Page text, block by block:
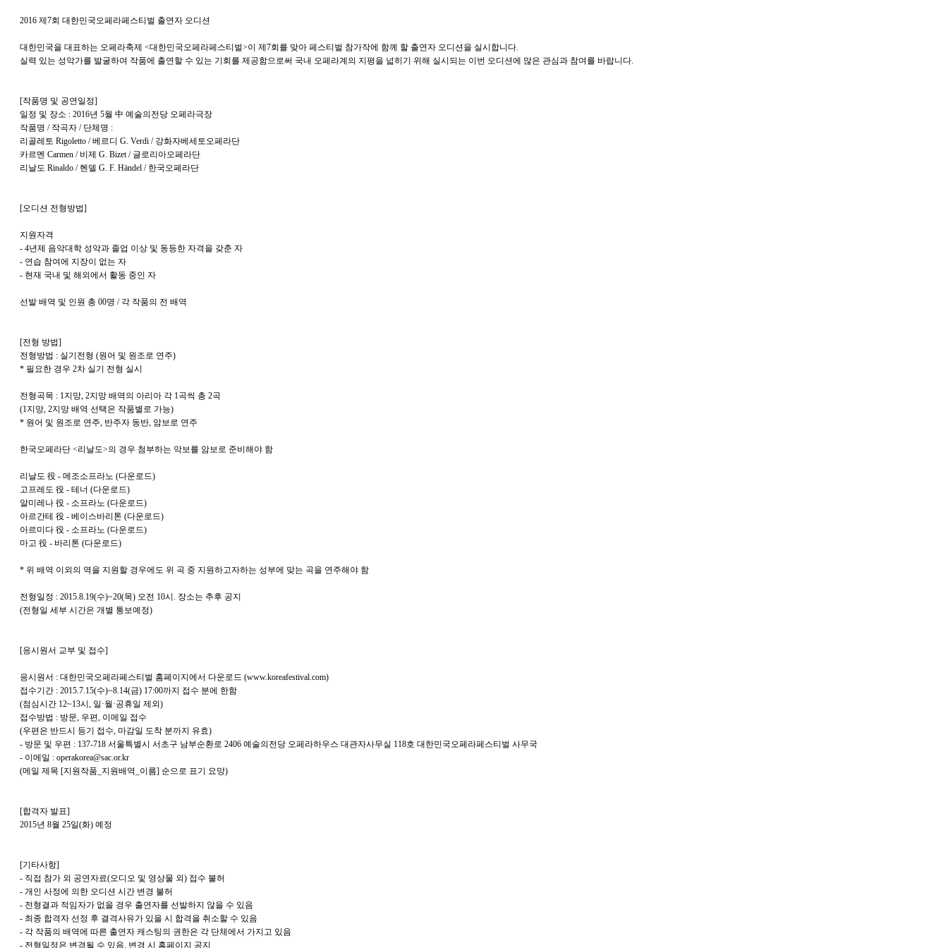
2016 제7회 대한민국오페라페스티벌 출연자 오디션
대한민국을 대표하는 오페라축제 <대한민국오페라페스티벌>이 제7회를 맞아 페스티벌 참가작에 함께 할 출연자 오디션을 실시합니다.
실력 있는 성악가를 발굴하여 작품에 출연할 수 있는 기회를 제공함으로써 국내 오페라계의 지평을 넓히기 위해 실시되는 이번 오디션에 많은 관심과 참여를 바랍니다.
[작품명 및 공연일정]
일정 및 장소 : 2016년 5월 中 예술의전당 오페라극장
작품명 / 작곡자 / 단체명 :
리골레토 Rigoletto / 베르디 G. Verdi / 강화자베세토오페라단
카르멘 Carmen / 비제 G. Bizet / 글로리아오페라단
리날도 Rinaldo / 헨델 G. F. Händel / 한국오페라단
[오디션 전형방법]
지원자격
- 4년제 음악대학 성악과 졸업 이상 및 동등한 자격을 갖춘 자
- 연습 참여에 지장이 없는 자
- 현재 국내 및 해외에서 활동 중인 자
선발 배역 및 인원 총 00명 / 각 작품의 전 배역
[전형 방법]
전형방법 : 실기전형 (원어 및 원조로 연주)
* 필요한 경우 2차 실기 전형 실시
전형곡목 : 1지망, 2지망 배역의 아리아 각 1곡씩 총 2곡
(1지망, 2지망 배역 선택은 작품별로 가능)
* 원어 및 원조로 연주, 반주자 동반, 암보로 연주
한국오페라단 <리날도>의 경우 첨부하는 악보를 암보로 준비해야 함
리날도 役 - 메조소프라노 (다운로드)
고프레도 役 - 테너 (다운로드)
알미레나 役 - 소프라노 (다운로드)
아르간테 役 - 베이스바리톤 (다운로드)
아르미다 役 - 소프라노 (다운로드)
마고 役 - 바리톤 (다운로드)
* 위 배역 이외의 역을 지원할 경우에도 위 곡 중 지원하고자하는 성부에 맞는 곡을 연주해야 함
전형일정 : 2015.8.19(수)~20(목) 오전 10시. 장소는 추후 공지
(전형일 세부 시간은 개별 통보예정)
[응시원서 교부 및 접수]
응시원서 : 대한민국오페라페스티벌 홈페이지에서 다운로드 (www.koreafestival.com)
접수기간 : 2015.7.15(수)~8.14(금) 17:00까지 접수 분에 한함
(점심시간 12~13시, 일·월·공휴일 제외)
접수방법 : 방문, 우편, 이메일 접수
(우편은 반드시 등기 접수, 마감일 도착 분까지 유효)
- 방문 및 우편 : 137-718 서울특별시 서초구 남부순환로 2406 예술의전당 오페라하우스 대관자사무실 118호 대한민국오페라페스티벌 사무국
- 이메일 : operakorea@sac.or.kr
(메일 제목 [지원작품_지원배역_이름] 순으로 표기 요망)
[합격자 발표]
2015년 8월 25일(화) 예정
[기타사항]
- 직접 참가 외 공연자료(오디오 및 영상물 외) 접수 불허
- 개인 사정에 의한 오디션 시간 변경 불허
- 전형결과 적임자가 없을 경우 출연자를 선발하지 않을 수 있음
- 최종 합격자 선정 후 결격사유가 있을 시 합격을 취소할 수 있음
- 각 작품의 배역에 따른 출연자 캐스팅의 권한은 각 단체에서 가지고 있음
- 전형일정은 변경될 수 있음. 변경 시 홈페이지 공지